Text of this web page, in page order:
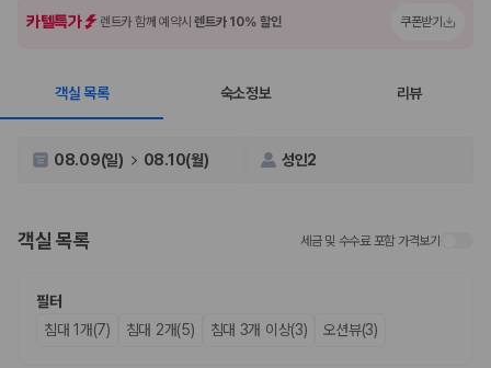
제주렌트카 가격비교는 카모아에서 한 번에
제주도 렌트카는 업체마다 차량 가격, 보험 조건, 면책금, 보상 한도, 인수
장소, 취소 규정이 다릅니다. 카모아는 여러 제주 렌트카 업체의 조건을 한
업체별 가격비교:
제주 렌트카 업체별 실시간 예약 가능 차량과 요금
차종별 최저가 비교:
인원에 맞는 차종별 가격을 비교합니다.
보험 조건 비교:일반자차, 완전자차, 슈퍼자차의 면책금과 보상 한
카텔특가 렌트카 함께 예약시렌트카 10% 할인 쿠폰받기
객실 목록 숙소정보 리뷰
08.09(일) 08.10(월) 성인2
객실 목록 세금 및 수수료 포함 가격보기
필터
침대 1개(7)
침대 2개(5) 침대 3개 이상(3) 오션뷰(3)